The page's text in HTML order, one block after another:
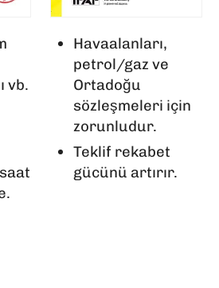
vb.
Havaalanları,
petrol/gaz ve
Ortadoğu
sözleşmeleri için
zorunludur.
Teklif rekabet
gücünü artırır.